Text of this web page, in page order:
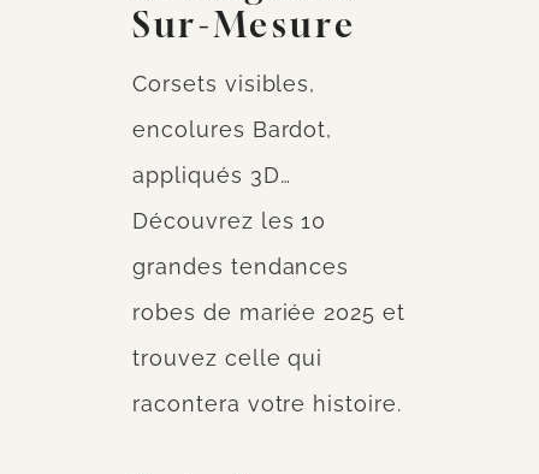
Sur-Mesure
Corsets visibles,
encolures Bardot,
appliqués 3D…
Découvrez les 10
grandes tendances
robes de mariée 2025 et
trouvez celle qui
racontera votre histoire.